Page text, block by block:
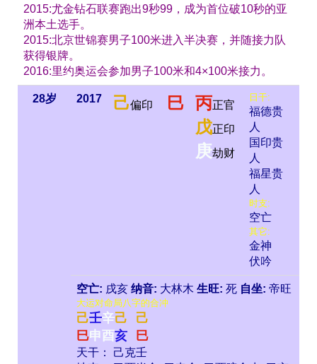
2015:尤金钻石联赛跑出9秒99，成为首位破10秒的亚
洲本土选手。
2015:北京世锦赛男子100米进入半决赛，并随接力队
获得银牌。
2016:里约奥运会参加男子100米和4×100米接力。
28岁 2017 己偏印 巳 丙正官
戊正印
庚劫财
日干:
福德贵
人
国印贵
人
福星贵
人
时支:
空亡
其它:
金神
伏吟
空亡: 戌亥 纳音: 大林木 生旺: 死 自坐: 帝旺
大运对命局八字的合冲
己壬辛己
己
巳申 酉亥 巳
天干： 己克壬